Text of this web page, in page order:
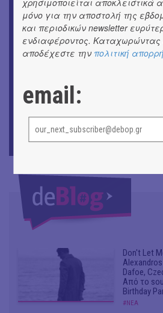
ΕΙΚΑΣΤΙΚΑ
Ομαδική έκθεση | Προσωρινά για
ΕΙΚΑΣΤΙΚΑ
Έκθεση φωτογραφίας: Ανδρίων
Αργύρης Ραλλιάς | Λιτανεία
ΕΙΚΑΣΤΙΚΑ
Θανάσης Λάλας-Κώστας Τσόκλης -
εικόνες και λέξεις
Don't Let
Dafoe,
Από το
Birthday
#ΝΕΑ
μόνο για την αποστολή της
και περιοδικών newsletter
ενδιαφέροντος. Καταχωρώντας
αποδέχεστε την πολιτική
email: